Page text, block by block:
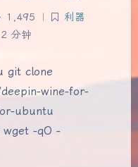
1,495 |
利器
2 分钟
git clone
wine-for-
ubuntu
wget -qO -